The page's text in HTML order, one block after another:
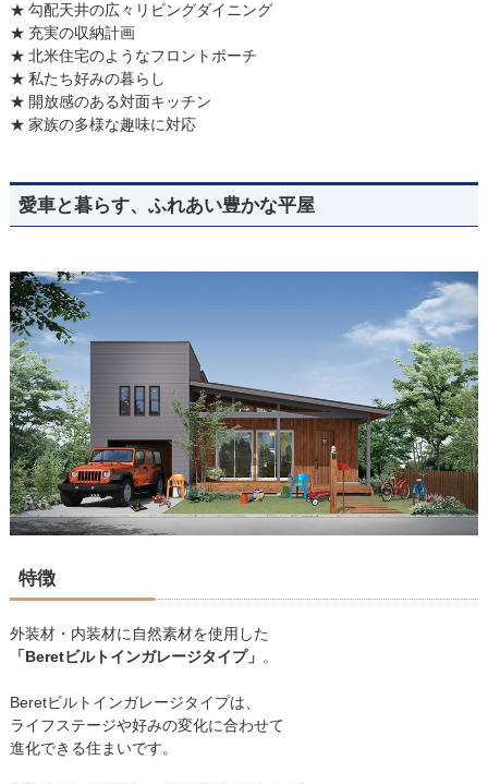
勾配天井の広々リビングダイニング
充実の収納計画
北米住宅のようなフロントポーチ
私たち好みの暮らし
開放感のある対面キッチン
家族の多様な趣味に対応
愛車と暮らす、ふれあい豊かな平屋
特徴
外装材・内装材に自然素材を使用した
「Beretビルトインガレージタイプ」 。
Beretビルトインガレージタイプは、
ライフステージや好みの変化に合わせて
進化できる住まいです。